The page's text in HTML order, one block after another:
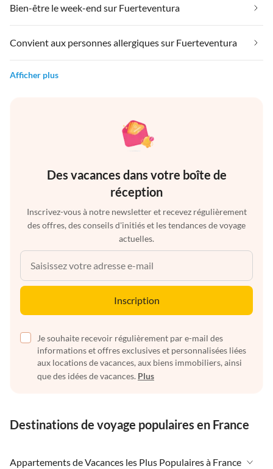
Bien-être le week-end sur Fuerteventura
Convient aux personnes allergiques sur Fuerteventura
Afficher plus
Des vacances dans votre boîte de
réception
Inscrivez-vous à notre newsletter et recevez régulièrement
des offres, des conseils d'initiés et les tendances de voyage
actuelles.
Inscription
Je souhaite recevoir régulièrement par e-mail des
informations et offres exclusives et personnalisées liées
aux locations de vacances, aux biens immobiliers, ainsi
que des idées de vacances. Plus
Destinations de voyage populaires en France
Appartements de Vacances les Plus Populaires à France